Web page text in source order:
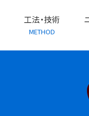
工法・技術
METHOD